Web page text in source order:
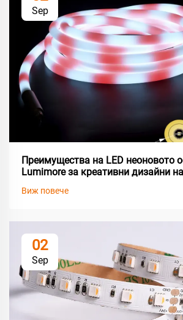
Sep
Преимущества на LED неоновото
Lumimore за креативни дизайни
Виж повече
02
Sep